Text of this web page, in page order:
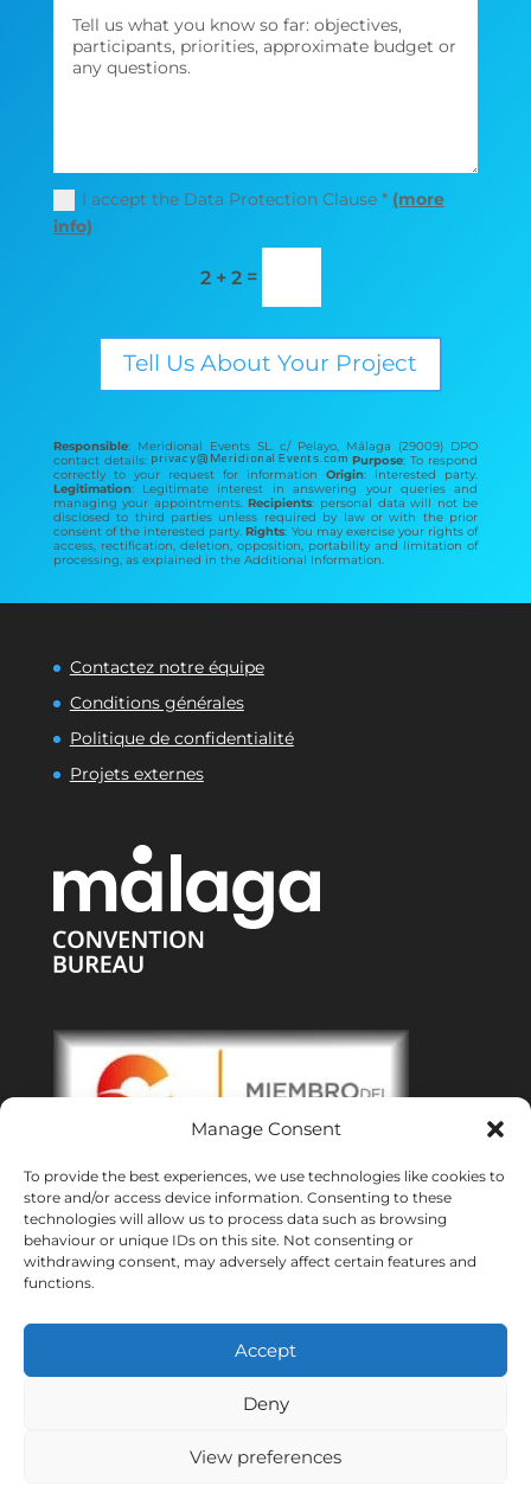
Manage Consent
To provide the best experiences, we use technologies like cookies to
store and/or access device information. Consenting to these
technologies will allow us to process data such as browsing
behaviour or unique IDs on this site. Not consenting or
withdrawing consent, may adversely affect certain features and
functions.
Accept
Deny
View preferences
I accept the Data Protection Clause * (more
info)
2 + 2 =
Tell Us About Your Project
Responsible: Meridional Events SL. c/ Pelayo, Málaga (29009) DPO
contact details:
Purpose: To respond
correctly to your request for informationOrigin: interested party.
Legitimation: Legitimate interest in answering your queries and
managing your appointments.Recipients: personal data will not be
disclosed to third parties unless required by law or with the prior
consent of the interested party.Rights: You may exercise your rights of
access, rectification, deletion, opposition, portability and limitation of
processing, as explained in the Additional Information.
Contactez notre équipe
Conditions générales
Politique de confidentialité
Projets externes
Bureaux : Malaga|Valence|Burgos
Services DMC dans toute l’Espagne
Meridional Events ® 2026